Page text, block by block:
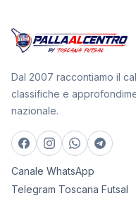
Dal 2007 raccontiamo il
classifiche e
nazionale.
Canale WhatsApp
Telegram Toscana Futsal